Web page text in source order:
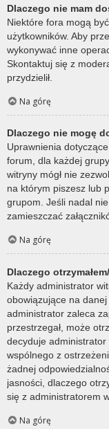
Dlaczego nie mam
Niektóre fora mogą
użytkowników. Aby
wykonywać inne
Skontaktuj się z
przydzielił.
Na górę
Dlaczego nie mogę
Uprawnienia
forum, dla każdej
witryny mógł nie
na którym piszesz lub
grupom. Jeśli nadal
zamieszczać
Na górę
Dlaczego
Każdy administrator
obowiązujące na
administrator zaleca
przestrzegał, może
decyduje
wspólnego z
żadnej
jasności, dlaczego
się z administratorem
Na górę